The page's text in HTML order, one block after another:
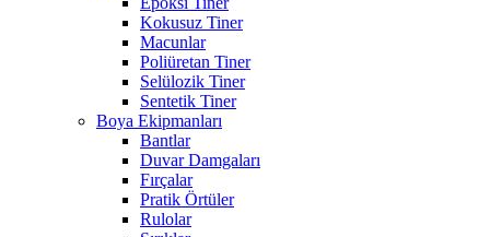
Kokusuz Tiner
Macunlar
Poliüretan Tiner
Selülozik Tiner
Sentetik Tiner
Boya Ekipmanları
Bantlar
Duvar Damgaları
Fırçalar
Pratik Örtüler
Rulolar